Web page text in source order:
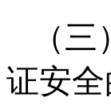
（
证安